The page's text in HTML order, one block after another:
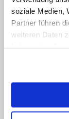
soziale Medien,
Partner führen
weiteren Daten
Einsatz für
(1837-